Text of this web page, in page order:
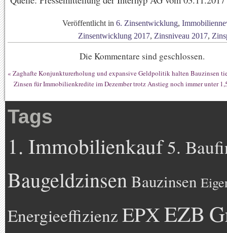
Veröffentlicht in 6. Zinsentwicklung,
Zinsentwicklung 2017, Zinsniveau 2017,
Die Kommentare sind geschlossen.
« Zaghafte Konjunkturerholung und expansive Geldpolitik halten Bauzinsen
Zinsen für Immobilienkredite im Dezember trotz Anstieg noch immer unter
Tags
1. Immobilienkauf5.
BaugeldzinsenBauzinsen
Energieeffizienz EPXEZB